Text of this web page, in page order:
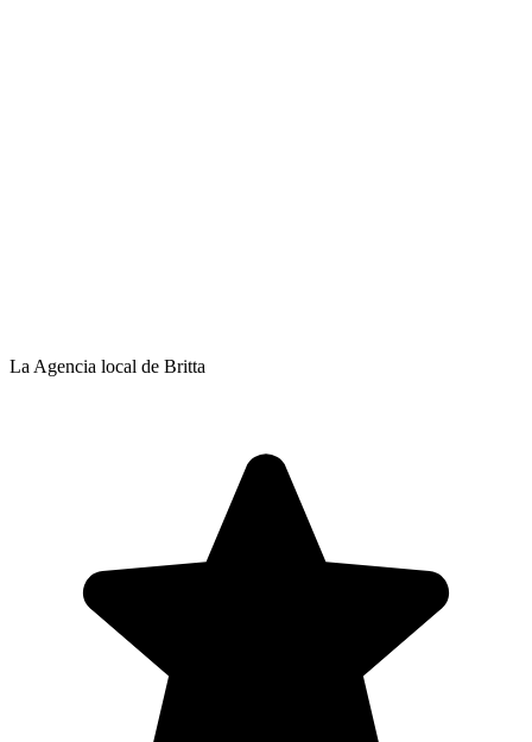
La Agencia local de Britta